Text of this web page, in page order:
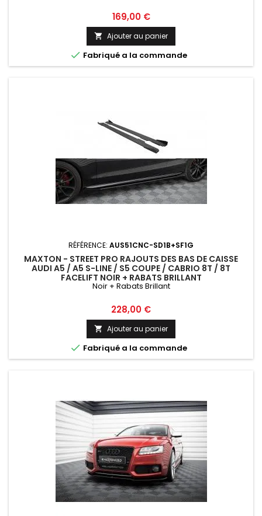
Prix
169,00 €
 Ajouter au panier
 Fabriqué a la commande
RÉFÉRENCE: AUS51CNC-SD1B+SF1G
MAXTON - STREET PRO RAJOUTS DES BAS DE CAISSE
AUDI A5 / A5 S-LINE / S5 COUPE / CABRIO 8T / 8T
FACELIFT NOIR + RABATS BRILLANT
Noir + Rabats Brillant
Prix
228,00 €
 Ajouter au panier
 Fabriqué a la commande